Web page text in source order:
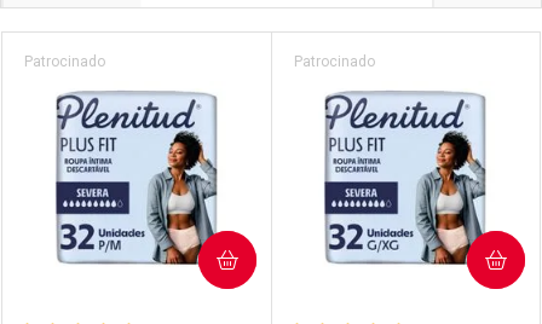
Prateleira
Patrocinado
COMPRAR
Patrocinado
COMPRAR